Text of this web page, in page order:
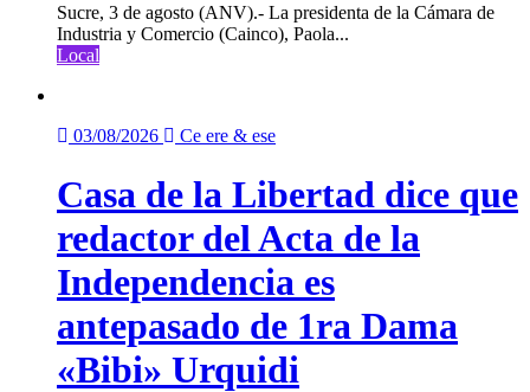
Sucre, 3 de agosto (ANV).- La presidenta de la Cámara de
Industria y Comercio (Cainco), Paola...
Local
03/08/2026 Ce ere & ese
Casa de la Libertad dice que
redactor del Acta de la
Independencia es
antepasado de 1ra Dama
«Bibi» Urquidi